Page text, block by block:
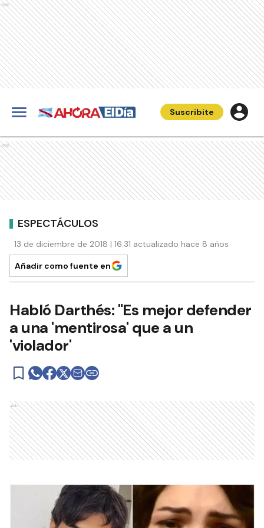
Ads
Suscribite
Ads
ESPECTÁCULOS
13 de diciembre de 2018 | 16:31 actualizado hace 8 años
Añadir como fuente en
Habló Darthés: "Es mejor defender
a una 'mentirosa' que a un
'violador'
Ads